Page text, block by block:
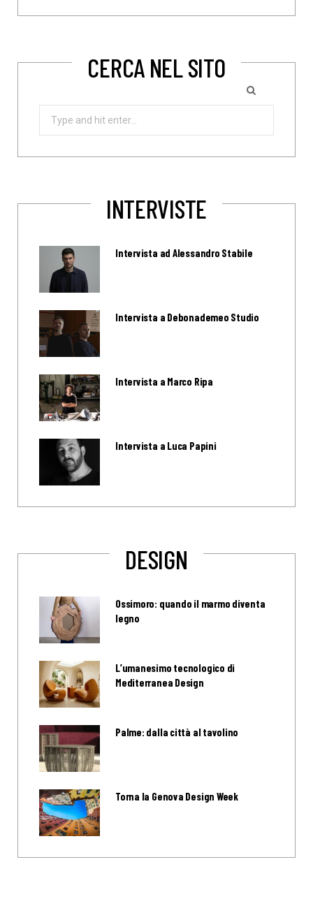
CERCA NEL SITO
Search
INTERVISTE
Intervista ad Alessandro Stabile
Intervista a Debonademeo Studio
Intervista a Marco Ripa
Intervista a Luca Papini
DESIGN
Ossimoro: quando il marmo diventa
legno
L’umanesimo tecnologico di
Mediterranea Design
Palme: dalla città al tavolino
Torna la Genova Design Week